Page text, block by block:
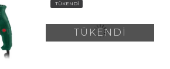
TÜKENDİ
TÜKENDİ